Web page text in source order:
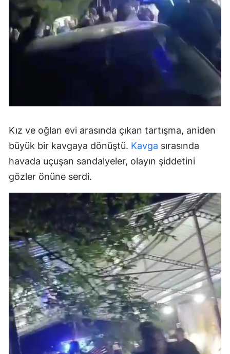
Kız ve oğlan evi arasında çıkan tartışma, aniden
büyük bir kavgaya dönüştü. Kavga sırasında
havada uçuşan sandalyeler, olayın şiddetini
gözler önüne serdi.